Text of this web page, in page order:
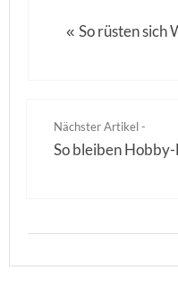
«So rüsten sich
Nächster Artikel -
So bleiben